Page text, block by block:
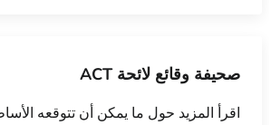
صحيفة وقائع لائحة ACT
اقرأ المزيد حول ما يمكن أن تتوقعه